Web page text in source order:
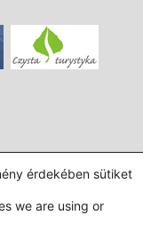
érdekében sütiket
we are using or